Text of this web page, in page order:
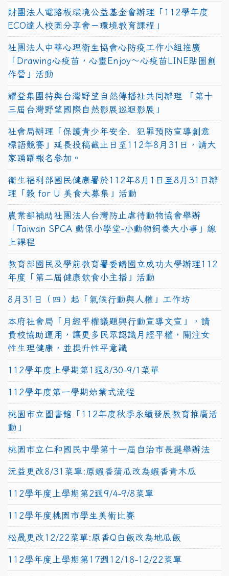
財團法人電路板環境公益基金會辦理「112學年度
ECO達人校園分享會－環境教育課程」
社團法人中華心理衛生協會心防疫工作小組推廣
「Drawing心疫苗，心靈Enjoy〜心疫苗LINE貼圖創
作營」活動
耀登集團特與台灣野望自然傳播社共同辦理 「第十
三屆台灣野望國際自然影展巡迴影展」
社會局辦理「保護青少年安全．犯罪預防宣導創意
標語競賽」延長投稿截止日至112年8月31日，請大
家踴躍報名參加。
衛生福利部國民健康署於112年8月1日至8月31日辦
理「穀 for U 美食大募集」活動
農業部補助社團法人台灣防止虐待動物協會舉辦
「Taiwan SPCA 動保小學堂-小動物飼養大小事」線
上課程
教育部國民及學前教育署委請國立成功大學辦理112
年度「第二屆健康飲食小主播」活動
8月31日（四）起「氣候行動與人權」工作坊
本府社會局「月經平權議題與行動宣導文宣」，請
貴校協助運用，讓更多民眾認識月經平權，關注女
性生理健康，並提升性平意識
112學年度上學期第1週8/30-9/1菜單
112學年度第一學期始業式流程
桃園市立圖書館「112年度秋季永續發展教育推廣活
動」
桃園市立仁和國民中學第十一屆自治市長選舉辦法
沅益更改8/31菜單:原蝦香蒲瓜改為蝦香青木瓜
112學年度上學期第2週9/4-9/8菜單
112學年度桃園市學生美術比賽
松晟更改12/22菜單:原香Q白飯改為地瓜飯
112學年度上學期第17週12/18-12/22菜單